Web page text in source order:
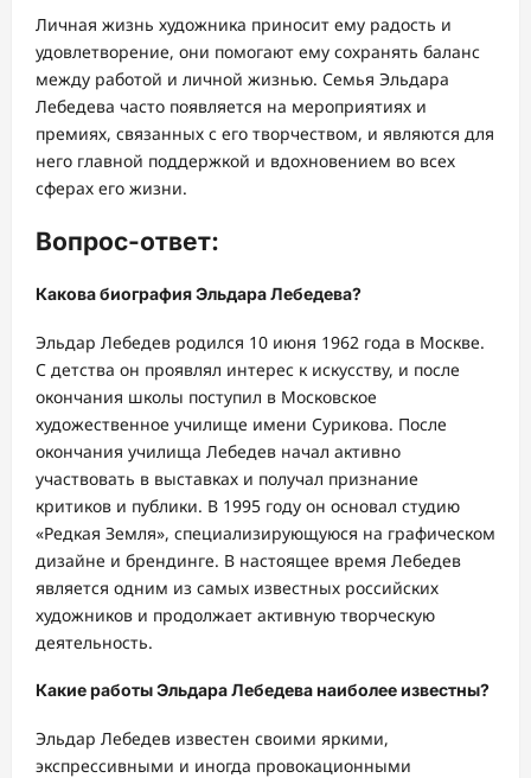
Личная жизнь художника приносит ему радость и
удовлетворение, они помогают ему сохранять баланс
между работой и личной жизнью. Семья Эльдара
Лебедева часто появляется на мероприятиях и
премиях, связанных с его творчеством, и являются для
него главной поддержкой и вдохновением во всех
сферах его жизни.
Вопрос-ответ:
Какова биография Эльдара Лебедева?
Эльдар Лебедев родился 10 июня 1962 года в Москве.
С детства он проявлял интерес к искусству, и после
окончания школы поступил в Московское
художественное училище имени Сурикова. После
окончания училища Лебедев начал активно
участвовать в выставках и получал признание
критиков и публики. В 1995 году он основал студию
«Редкая Земля», специализирующуюся на графическом
дизайне и брендинге. В настоящее время Лебедев
является одним из самых известных российских
художников и продолжает активную творческую
деятельность.
Какие работы Эльдара Лебедева наиболее известны?
Эльдар Лебедев известен своими яркими,
экспрессивными и иногда провокационными